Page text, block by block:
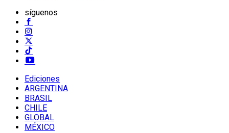
síguenos
Ediciones
ARGENTINA
BRASIL
CHILE
GLOBAL
MÉXICO